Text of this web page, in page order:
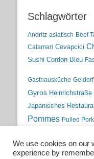
Schlagwörter
Andritz asiatisch Beef
Calamari Cevapcici
Sushi Cordon Bleu
Gasthausküche Geidorf
Gyros Heinrichstraße
Japanisches
Pommes Pulled Pork
traditionelle
We use cookies on our
experience by